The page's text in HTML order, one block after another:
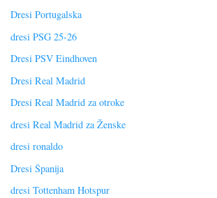
Dresi Portugalska
dresi PSG 25-26
Dresi PSV Eindhoven
Dresi Real Madrid
Dresi Real Madrid za otroke
dresi Real Madrid za Ženske
dresi ronaldo
Dresi Španija
dresi Tottenham Hotspur